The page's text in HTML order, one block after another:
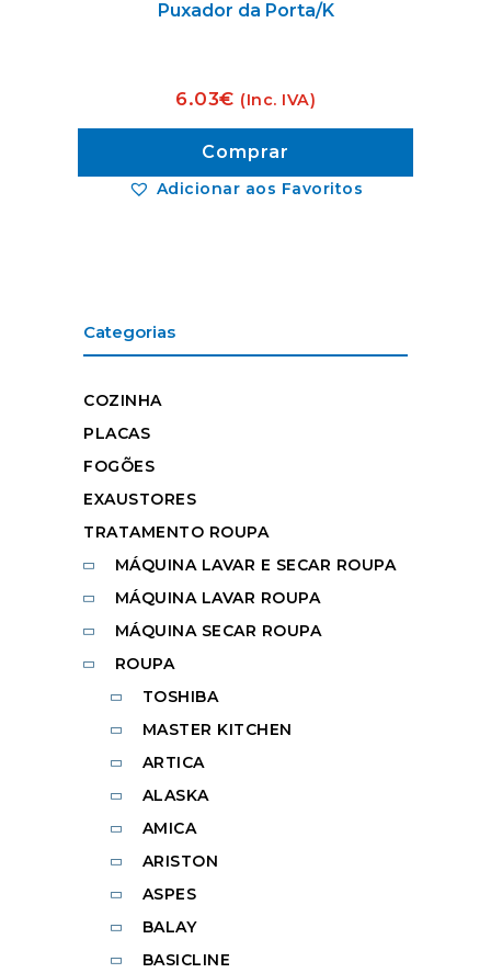
Adicionar aos Favoritos
Puxador da Porta/K
6.03€ (Inc. IVA)
Comprar
Categorias
COZINHA
PLACAS
FOGÕES
EXAUSTORES
TRATAMENTO ROUPA
MÁQUINA LAVAR E SECAR ROUPA
MÁQUINA LAVAR ROUPA
MÁQUINA SECAR ROUPA
ROUPA
TOSHIBA
MASTER KITCHEN
ARTICA
ALASKA
AMICA
ARISTON
ASPES
BALAY
BASICLINE